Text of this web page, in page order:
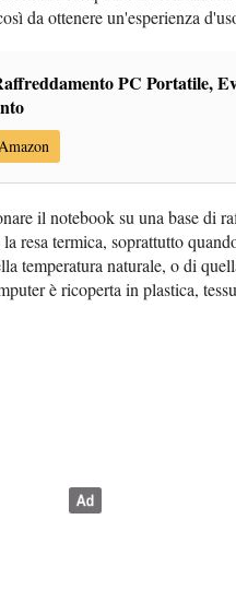
da ottenere un'esperienza
PC Portatile,
il notebook su una base di
resa termica, soprattutto
temperatura naturale, o di
è ricoperta in plastica,